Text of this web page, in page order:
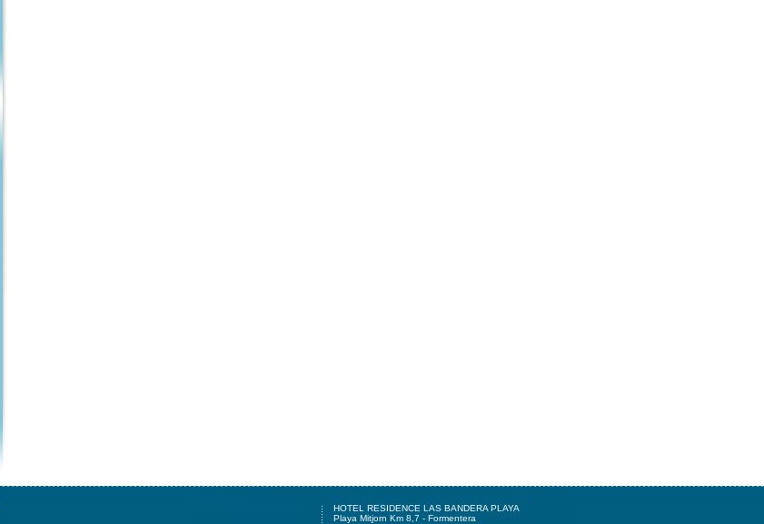
HOTEL RESIDENCE LAS BANDERA PLAYA
Playa Mitjorn Km 8,7 - Formentera